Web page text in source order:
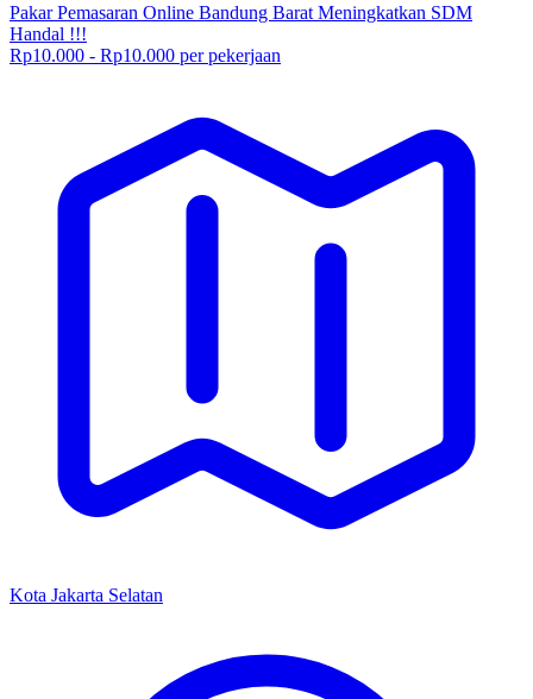
Pakar Pemasaran Online Bandung Barat Meningkatkan SDM
Handal !!!
Rp10.000 - Rp10.000 per pekerjaan
Kota Jakarta Selatan